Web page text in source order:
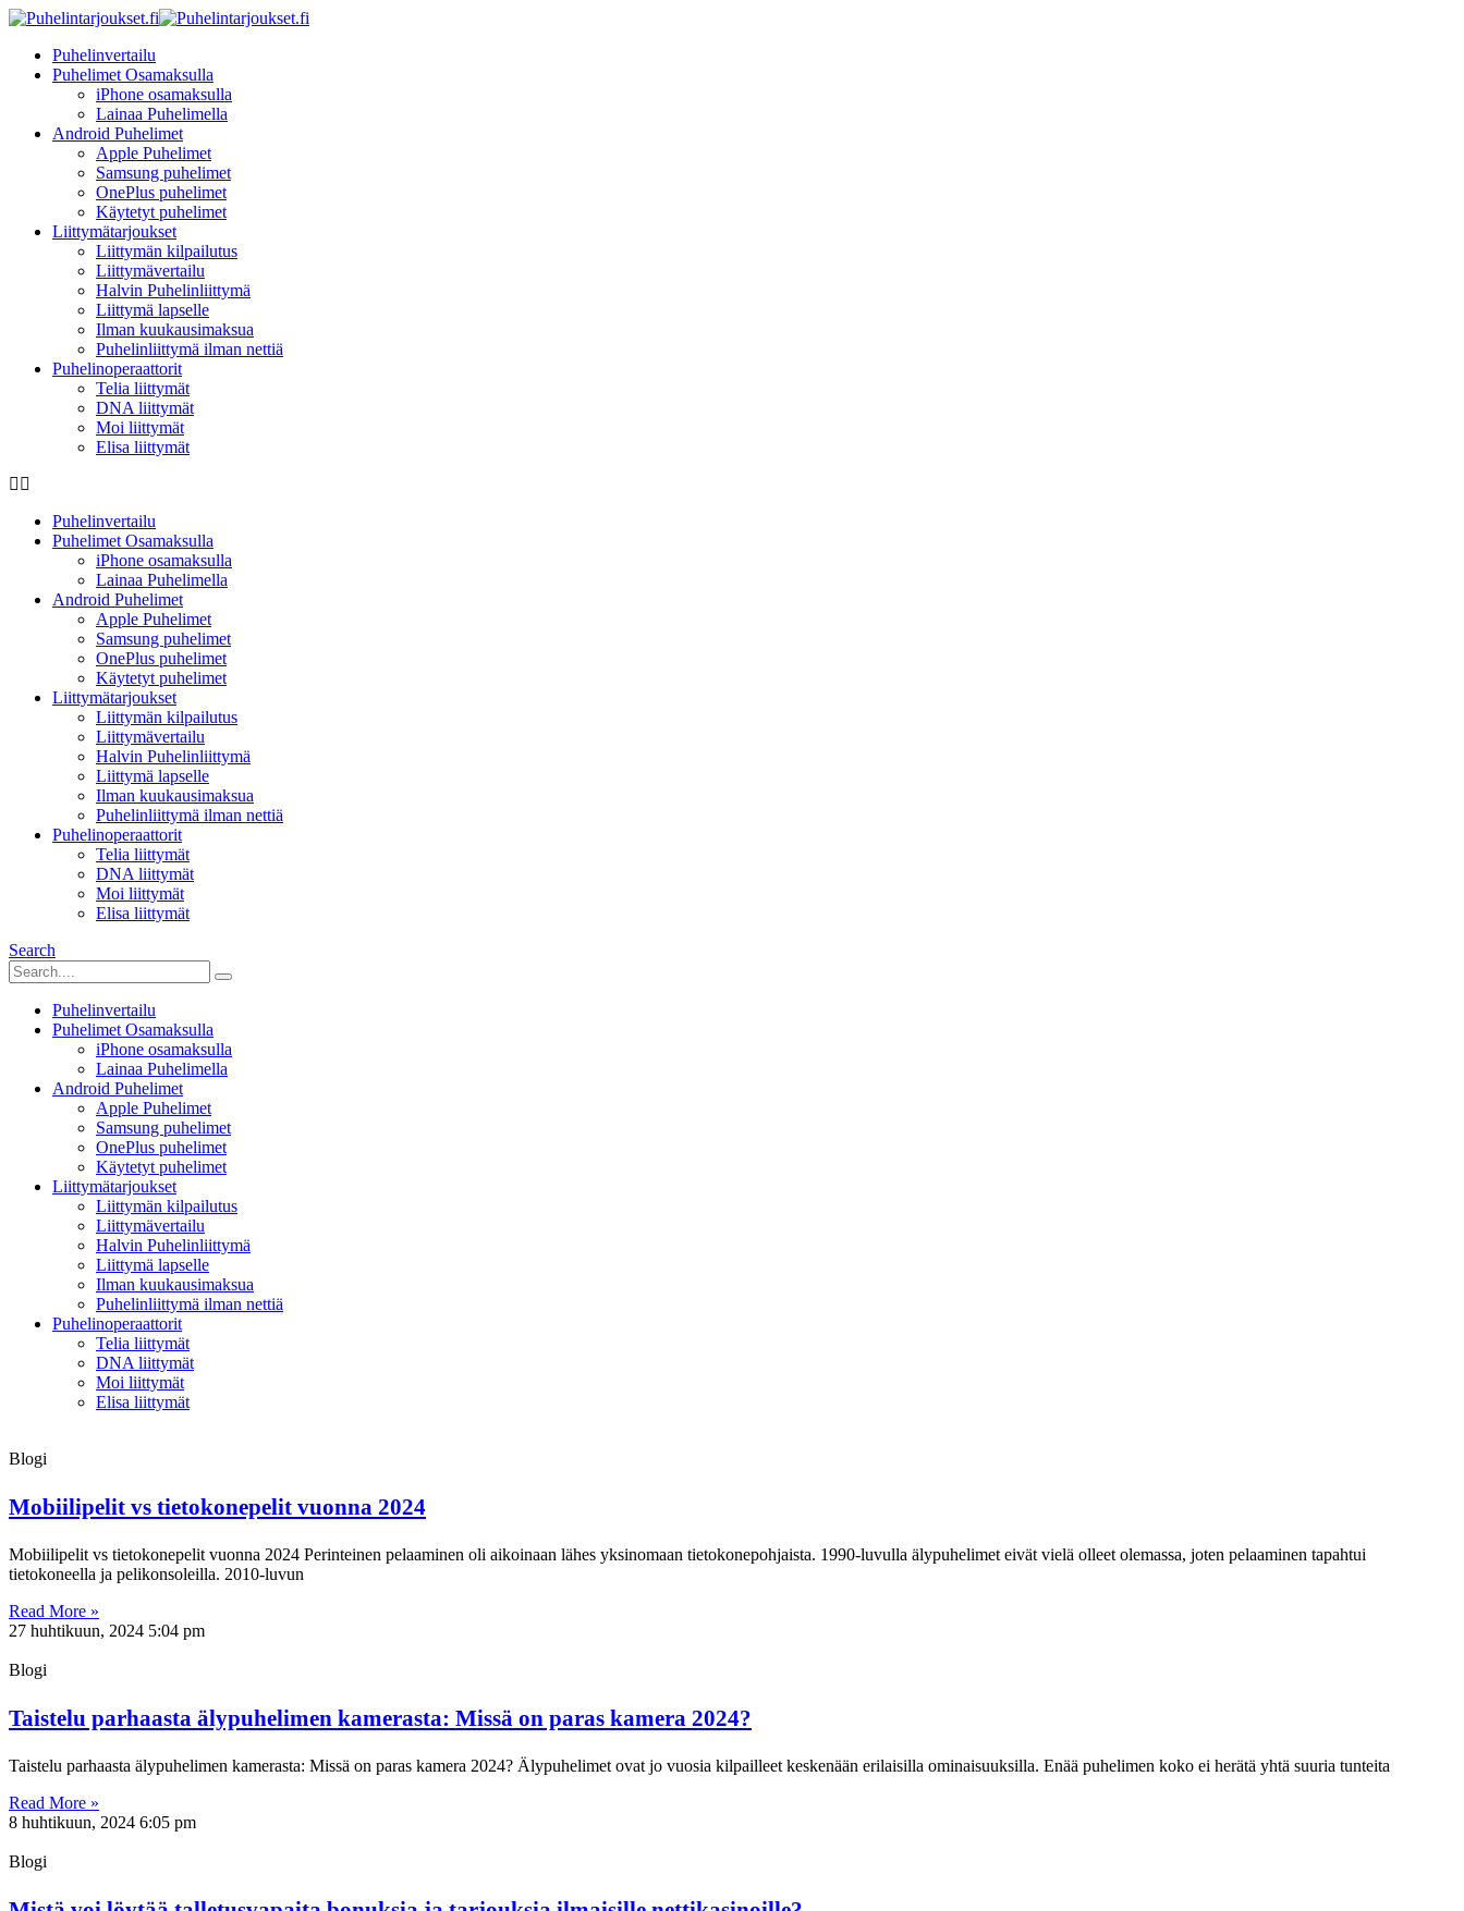
Puhelinvertailu
Puhelimet Osamaksulla
iPhone osamaksulla
Lainaa Puhelimella
Android Puhelimet
Apple Puhelimet
Samsung puhelimet
OnePlus puhelimet
Käytetyt puhelimet
Liittymätarjoukset
Liittymän kilpailutus
Liittymävertailu
Halvin Puhelinliittymä
Liittymä lapselle
Ilman kuukausimaksua
Puhelinliittymä ilman nettiä
Puhelinoperaattorit
Telia liittymät
DNA liittymät
Moi liittymät
Elisa liittymät
Puhelinvertailu
Puhelimet Osamaksulla
iPhone osamaksulla
Lainaa Puhelimella
Android Puhelimet
Apple Puhelimet
Samsung puhelimet
OnePlus puhelimet
Käytetyt puhelimet
Liittymätarjoukset
Liittymän kilpailutus
Liittymävertailu
Halvin Puhelinliittymä
Liittymä lapselle
Ilman kuukausimaksua
Puhelinliittymä ilman nettiä
Puhelinoperaattorit
Telia liittymät
DNA liittymät
Moi liittymät
Elisa liittymät
Search
Puhelinvertailu
Puhelimet Osamaksulla
iPhone osamaksulla
Lainaa Puhelimella
Android Puhelimet
Apple Puhelimet
Samsung puhelimet
OnePlus puhelimet
Käytetyt puhelimet
Liittymätarjoukset
Liittymän kilpailutus
Liittymävertailu
Halvin Puhelinliittymä
Liittymä lapselle
Ilman kuukausimaksua
Puhelinliittymä ilman nettiä
Puhelinoperaattorit
Telia liittymät
DNA liittymät
Moi liittymät
Elisa liittymät
Blogi
Mobiilipelit vs tietokonepelit vuonna 2024
Mobiilipelit vs tietokonepelit vuonna 2024 Perinteinen pelaaminen oli aikoinaan lähes yksinomaan tietokonepohjaista. 1990-luvulla älypuhelimet eivät vielä olleet olemassa, joten pelaaminen tapahtui
tietokoneella ja pelikonsoleilla. 2010-luvun
Read More »
27 huhtikuun, 2024 5:04 pm
Blogi
Taistelu parhaasta älypuhelimen kamerasta: Missä on paras kamera 2024?
Taistelu parhaasta älypuhelimen kamerasta: Missä on paras kamera 2024? Älypuhelimet ovat jo vuosia kilpailleet keskenään erilaisilla ominaisuuksilla. Enää puhelimen koko ei herätä yhtä suuria tunteita
Read More »
8 huhtikuun, 2024 6:05 pm
Blogi